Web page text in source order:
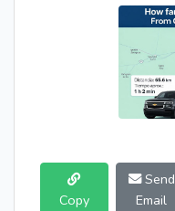
Copy
Send
Email